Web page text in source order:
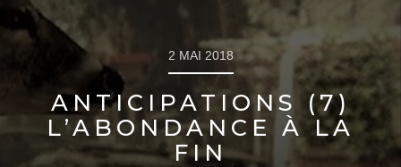
2 MAI 2018
ANTICIPATIONS (7)
L’ABONDANCE À LA
FIN